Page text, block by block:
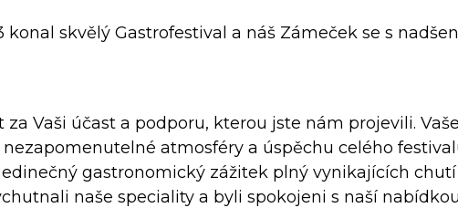
konal skvělý Gastrofestival a náš Zámeček se s
Vaši účast a podporu, kterou jste nám projevili. Vaše
atmosféry a úspěchu celého
gastronomický zážitek plný vynikajících chutí
naše speciality a byli spokojeni s naší